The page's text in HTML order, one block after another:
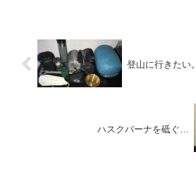
登山に行きたい。
ハスクバーナを砥ぐ…